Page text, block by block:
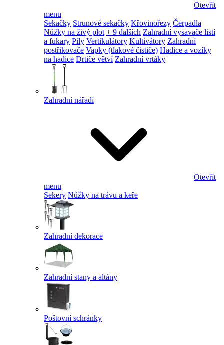
Otevřít
menu
Sekačky Strunové sekačky Křovinořezy Čerpadla
Nůžky na živý plot + 9 dalších Zahradní vysavače listí
a fukary Pily Vertikulátory Kultivátory Zahradní
postřikovače Vapky (tlakové čističe) Hadice a vozíky
na hadice Drtiče větví Zahradní vrtáky
Zahradní nářadí
Otevřít
menu
Sekery Nůžky na trávu a keře
Zahradní dekorace
Zahradní stany a altány
Poštovní schránky